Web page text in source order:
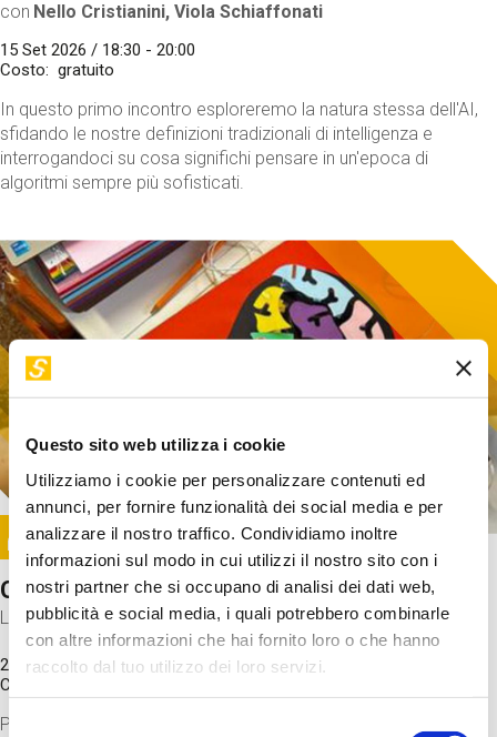
Questo sito web utilizza i cookie
Utilizziamo i cookie per personalizzare contenuti ed
annunci, per fornire funzionalità dei social media e per
analizzare il nostro traffico. Condividiamo inoltre
informazioni sul modo in cui utilizzi il nostro sito con i
nostri partner che si occupano di analisi dei dati web,
pubblicità e social media, i quali potrebbero combinarle
con altre informazioni che hai fornito loro o che hanno
raccolto dal tuo utilizzo dei loro servizi.
Selezione
con Nello Cristianini, Viola Schiaffonati
15 Set 2026 / 18:30 - 20:00
Costo
gratuito
In questo primo incontro esploreremo la natura stessa dell'AI,
sfidando le nostre definizioni tradizionali di intelligenza e
interrogandoci su cosa significhi pensare in un'epoca di
algoritmi sempre più sofisticati.
Image
SUNDAY@STEP
Come funziona il cervello?
Laboratorio
20 Set 2026 / 11:15 - 13:00
Costo
Proveremo a costruire un cervello in cartoncino cercando di